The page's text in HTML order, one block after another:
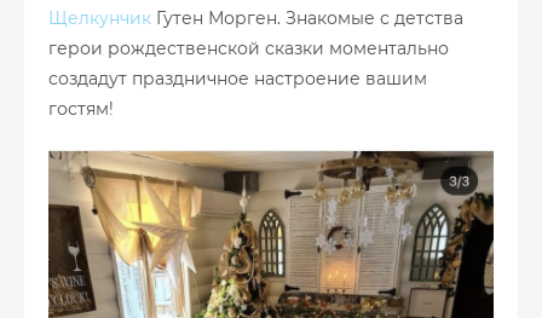
Щелкунчик Гутен Морген. Знакомые с детства
герои рождественской сказки моментально
создадут праздничное настроение вашим
гостям!